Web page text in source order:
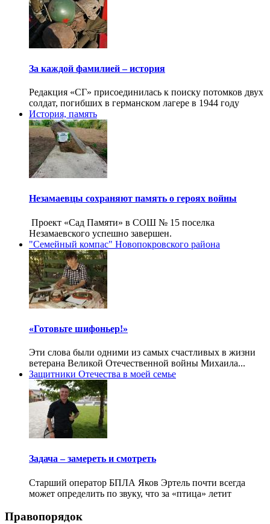
За каждой фамилией – история
Редакция «СГ» присоединилась к поиску потомков двух
солдат, погибших в германском лагере в 1944 году
История, память
Незамаевцы сохраняют память о героях войны
Проект «Сад Памяти» в СОШ № 15 поселка
Незамаевского успешно завершен.
"Семейный компас" Новопокровского района
«Готовьте шифоньер!»
Эти слова были одними из самых счастливых в жизни
ветерана Великой Отечественной войны Михаила...
Защитники Отечества в моей семье
Задача – замереть и смотреть
Старший оператор БПЛА Яков Эртель почти всегда
может определить по звуку, что за «птица» летит
Правопорядок